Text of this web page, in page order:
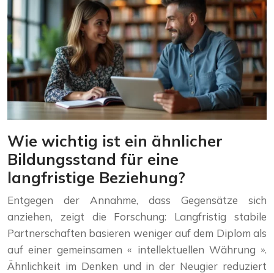
Wie wichtig ist ein ähnlicher
Bildungsstand für eine
langfristige Beziehung?
Entgegen der Annahme, dass Gegensätze sich
anziehen, zeigt die Forschung: Langfristig stabile
Partnerschaften basieren weniger auf dem Diplom als
auf einer gemeinsamen « intellektuellen Währung ».
Ähnlichkeit im Denken und in der Neugier reduziert